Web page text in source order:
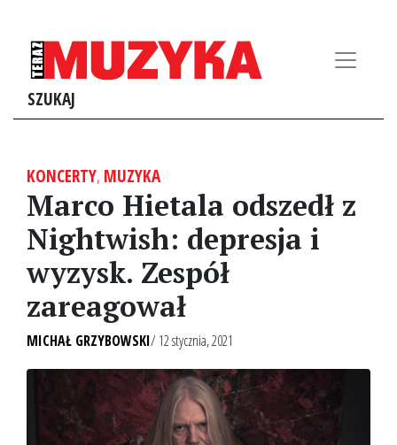
SZUKAJ
KONCERTY, MUZYKA
Marco Hietala odszedł z
Nightwish: depresja i
wyzysk. Zespół
zareagował
MICHAŁ GRZYBOWSKI/ 12 stycznia, 2021